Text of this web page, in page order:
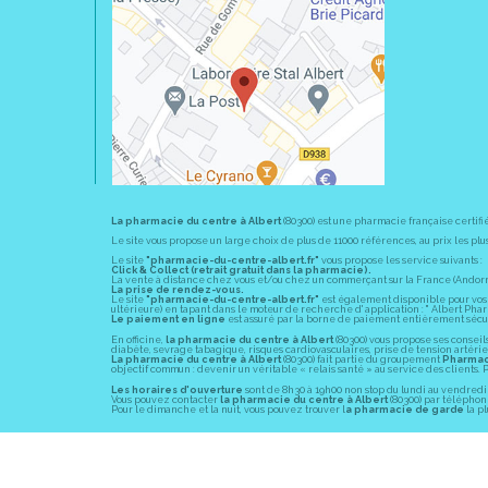
La pharmacie du centre à Albert(80300) est une pharmacie française
Le site vous propose un large choix de plus de 11000 références, au prix les
Le site "pharmacie-du-centre-albert.fr" vous propose les service suivants :
Click & Collect (retrait gratuit dans la pharmacie).
La vente à distance chez vous et/ou chez un commerçant sur la France
La prise de rendez-vous.
Le site "pharmacie-du-centre-albert.fr" est également disponible pour vos
ultérieure) en tapant dans le moteur de recherche d' application : " Albert
Le paiement en ligne est assuré par la borne de paiement entièrement
En officine, la pharmacie du centre à Albert(80300) vous propose ses
diabète, sevrage tabagique, risques cardiovasculaires, prise de tension
La pharmacie du centre à Albert(80300) fait partie du groupement
objectif commun : devenir un véritable « relais santé » au service des clients.
Les horaires d'ouverture sont de 8h30 à 19h00 non stop du lundi au
Vous pouvez contacter la pharmacie du centre à Albert(80300) par
Pour le dimanche et la nuit, vous pouvez trouver la pharmacie de garde la